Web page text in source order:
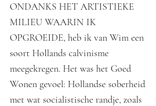
ONDANKS HET ARTISTIEKE
MILIEU WAARIN IK
OPGROEIDE, heb ik van Wim een
soort Hollands calvinisme
meegekregen. Het was het Goed
Wonen gevoel: Hollandse soberheid
met wat socialistische randje, zoals